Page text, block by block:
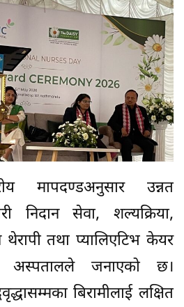
मापदण्डअनुसार उन्नत
निदान सेवा, शल्यक्रिया,
थेरापी तथा प्यालिएटिभ केयर
अस्पतालले जनाएको छ।
बिरामीलाई लक्षित